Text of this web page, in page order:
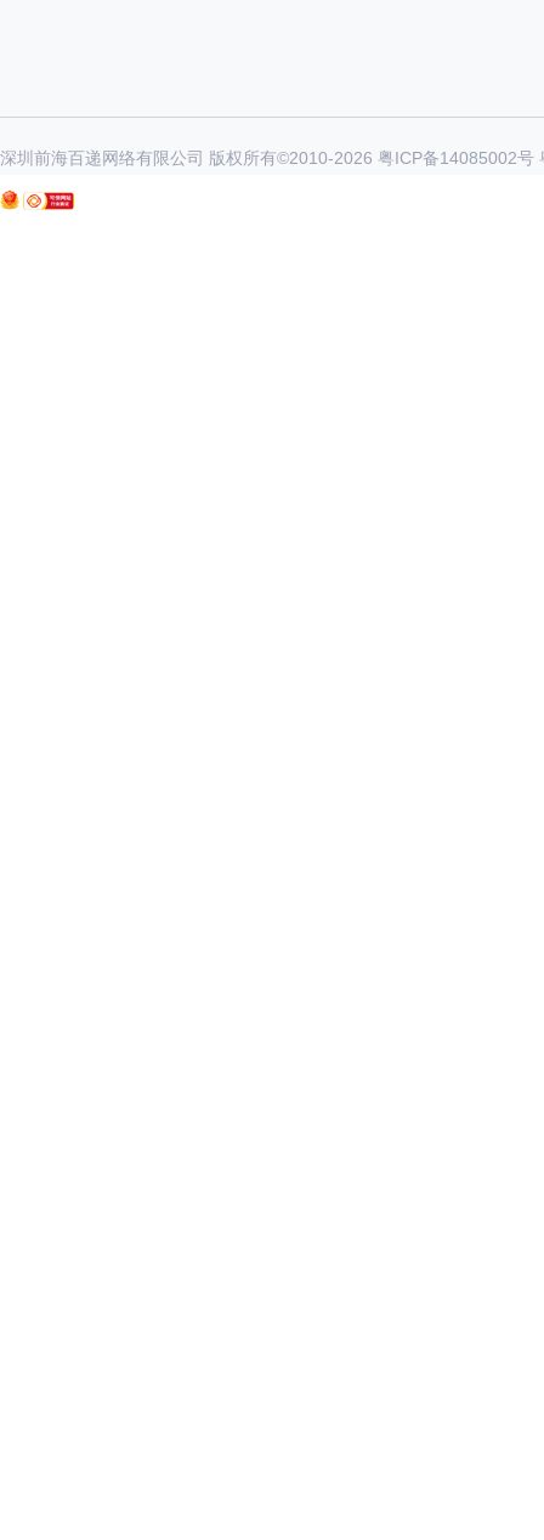
深圳前海百递网络有限公司 版权所有©2010-2026 粤ICP备14085002号